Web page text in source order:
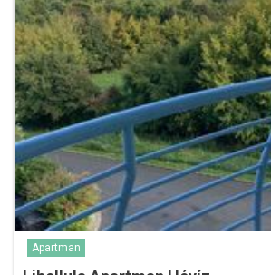
Apartman